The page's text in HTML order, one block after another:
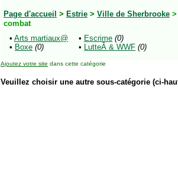
Page d'accueil > Estrie > Ville de Sherbrooke
combat
• Arts martiaux@
• Boxe (0)
• Escrime (0)
• LutteÂ & WWF (0)
Ajoutez votre site dans cette catégorie
Veuillez choisir une autre sous-catégorie (ci-